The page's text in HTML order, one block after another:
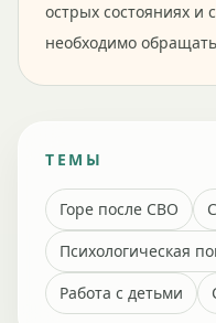
острых состояниях и
необходимо
ТЕМЫ
Горе после СВО
Психологическая
Работа с детьми